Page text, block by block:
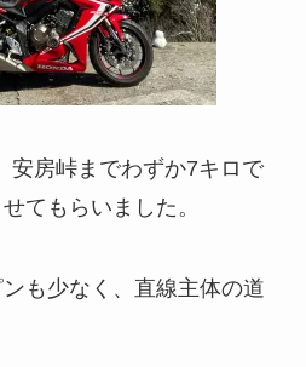
安房峠までわずか7キロで
てもらいました。
も少なく、直線主体の道